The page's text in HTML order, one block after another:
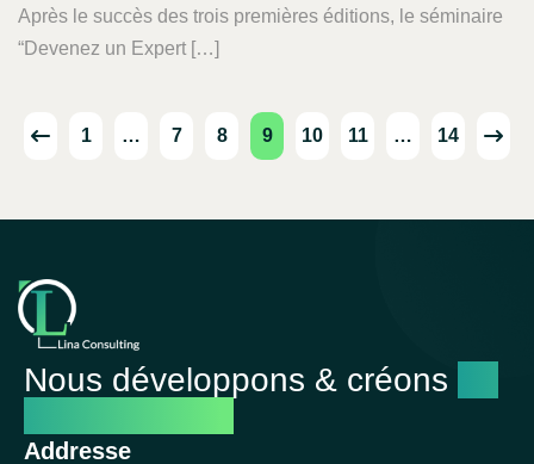
Après le succès des trois premières éditions, le séminaire
“Devenez un Expert […]
1 … 7 8 9 10 11 … 14
Nous développons & créons
Addresse